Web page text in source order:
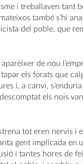
i treballaven tant
també s’hi
del poble, que
de nou
els forats que
i, a canvi,
els nois
tot eren nervis i
gent implicada en
i tantes hores de